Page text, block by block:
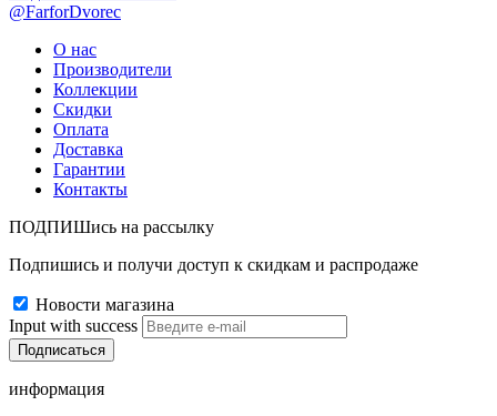
@FarforDvorec
О нас
Производители
Коллекции
Скидки
Оплата
Доставка
Гарантии
Контакты
ПОДПИШись на рассылку
Подпишись и получи доступ к скидкам и распродаже
Новости магазина
Input with success
информация